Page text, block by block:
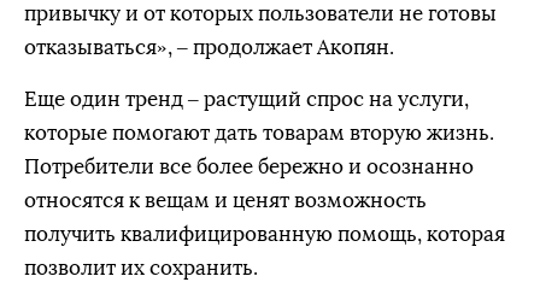
привычку и от которых пользователи не готовы
отказываться», – продолжает Акопян.
Еще один тренд – растущий спрос на услуги,
которые помогают дать товарам вторую жизнь.
Потребители все более бережно и осознанно
относятся к вещам и ценят возможность
получить квалифицированную помощь, которая
позволит их сохранить.